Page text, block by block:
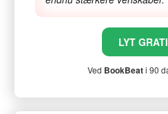
LYT
Ved BookBeati 90